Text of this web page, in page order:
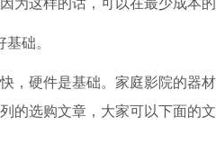
础。
，硬件是基础。家庭影院的器
的选购文章，大家可以下面的文